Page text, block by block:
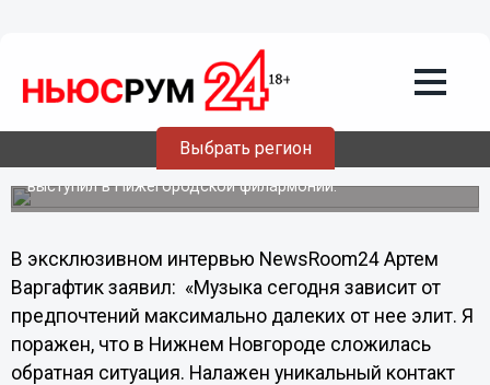
Выбрать регион
Артем Варгафтик в Нижнем Новгороде
заявил о проблеме региональных
оркестров
Известный телеведущий и музыковед 23 и 25 января
выступил в Нижегородской филармонии.
В эксклюзивном интервью NewsRoom24 Артем
Варгафтик заявил: «Музыка сегодня зависит от
предпочтений максимально далеких от нее элит. Я
поражен, что в Нижнем Новгороде сложилась
обратная ситуация. Налажен уникальный контакт